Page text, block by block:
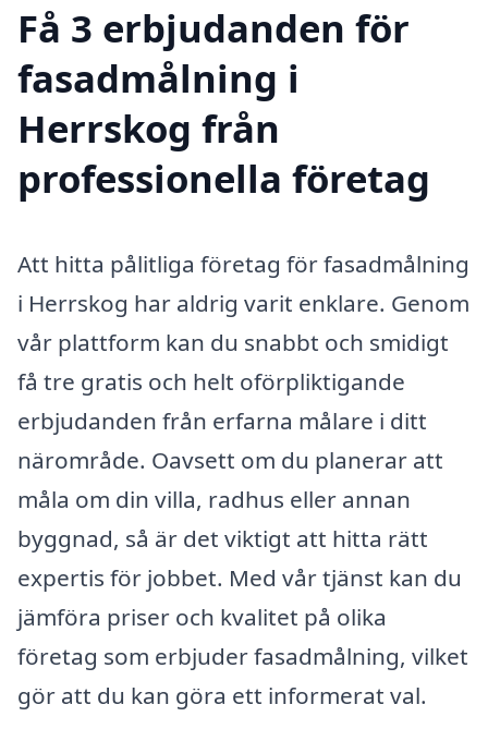
Få 3 erbjudanden för
fasadmålning i
Herrskog från
professionella företag
Att hitta pålitliga företag för fasadmålning
i Herrskog har aldrig varit enklare. Genom
vår plattform kan du snabbt och smidigt
få tre gratis och helt oförpliktigande
erbjudanden från erfarna målare i ditt
närområde. Oavsett om du planerar att
måla om din villa, radhus eller annan
byggnad, så är det viktigt att hitta rätt
expertis för jobbet. Med vår tjänst kan du
jämföra priser och kvalitet på olika
företag som erbjuder fasadmålning, vilket
gör att du kan göra ett informerat val.